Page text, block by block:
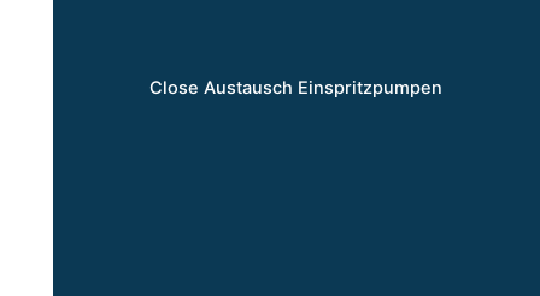
Close Austausch Einspritzpumpen